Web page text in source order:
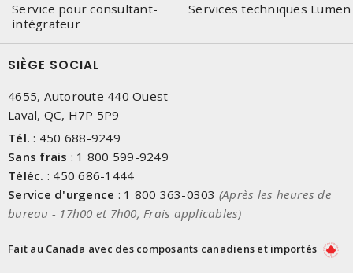
Service pour consultant-
intégrateur
Services techniques Lumen
SIÈGE SOCIAL
4655, Autoroute 440 Ouest
Laval, QC, H7P 5P9
Tél. : 450 688-9249
Sans frais : 1 800 599-9249
Téléc. : 450 686-1444
Service d'urgence : 1 800 363-0303 (Après les heures de
bureau - 17h00 et 7h00, Frais applicables)
Fait au Canada avec des composants canadiens et importés